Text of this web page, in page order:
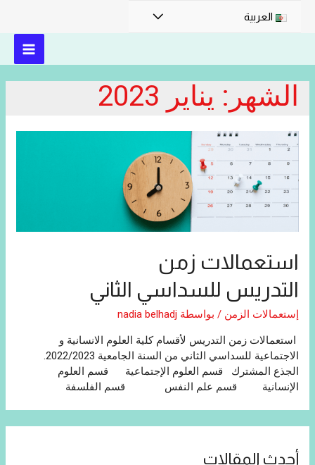
العربية القائمة
الشهر: يناير 2023
استعمالات زمن
التدريس للسداسي الثاني
إستعمالات الزمن / بواسطة nadia belhadj
استعمالات زمن التدريس لأقسام كلية العلوم الانسانية و
الاجتماعية للسداسي الثاني من السنة الجامعية 2022/2023.
الجذع المشترك قسم العلوم الإجتماعية قسم العلوم
الإنسانية قسم علم النفس قسم الفلسفة
أحدث المقالات